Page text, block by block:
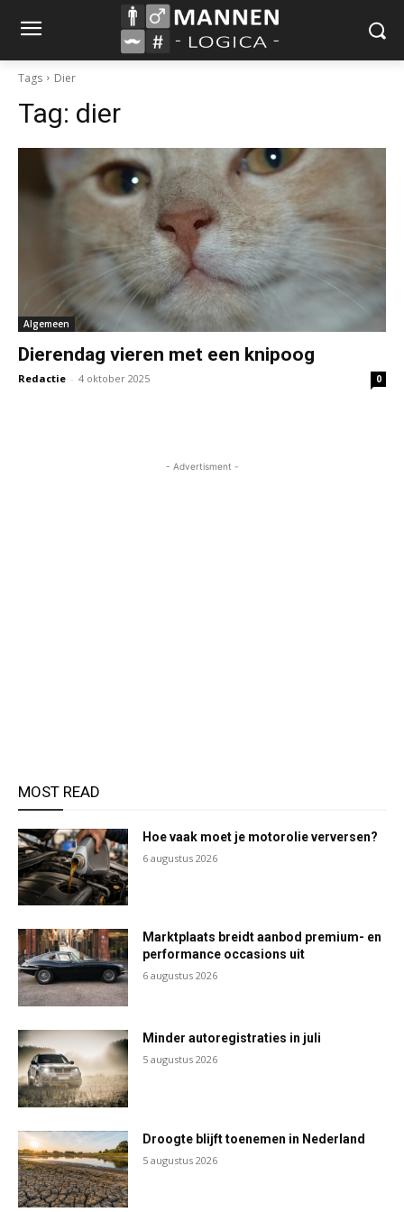
Tags Dier
Tag: dier
Algemeen
Dierendag vieren met een knipoog
Redactie - 4 oktober 2025 0
- Advertisment -
MOST READ
Hoe vaak moet je motorolie verversen?
6 augustus 2026
Marktplaats breidt aanbod premium- en
performance occasions uit
6 augustus 2026
Minder autoregistraties in juli
5 augustus 2026
Droogte blijft toenemen in Nederland
5 augustus 2026